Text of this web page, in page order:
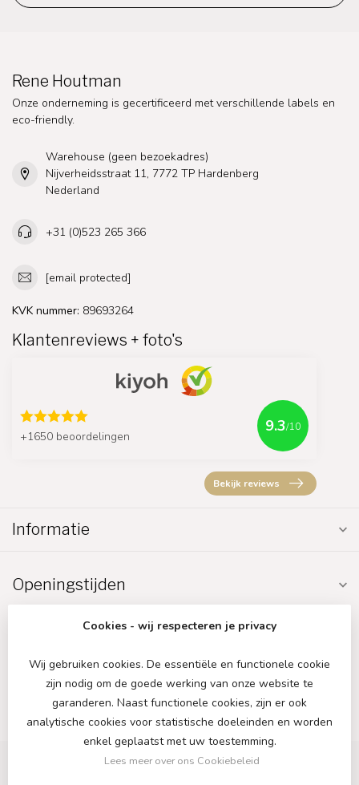
Rene Houtman
Onze onderneming is gecertificeerd met verschillende labels en
eco-friendly.
Warehouse (geen bezoekadres)
Nijverheidsstraat 11, 7772 TP Hardenberg
Nederland
+31 (0)523 265 366
[email protected]
KVK nummer: 89693264
Klantenreviews + foto's
+1650 beoordelingen
9.3/10
Bekijk reviews
Informatie
Openingstijden
Cookies - wij respecteren je privacy
Wij gebruiken cookies. De essentiële en functionele cookie
zijn nodig om de goede werking van onze website te
garanderen. Naast functionele cookies, zijn er ook
analytische cookies voor statistische doeleinden en worden
enkel geplaatst met uw toestemming.
Lees meer over ons Cookiebeleid